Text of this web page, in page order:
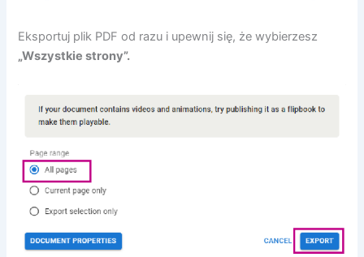
Eksportuj plik PDF od razu i upewnij się, że wybierzesz
„Wszystkie strony”.